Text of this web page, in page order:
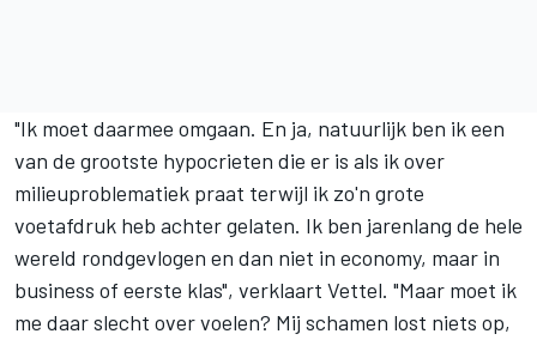
"Ik moet daarmee omgaan. En ja, natuurlijk ben ik een
van de grootste hypocrieten die er is als ik over
milieuproblematiek praat terwijl ik zo'n grote
voetafdruk heb achter gelaten. Ik ben jarenlang de hele
wereld rondgevlogen en dan niet in economy, maar in
business of eerste klas", verklaart Vettel. "Maar moet ik
me daar slecht over voelen? Mij schamen lost niets op,